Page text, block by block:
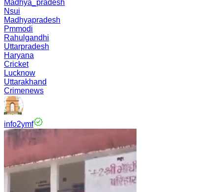
Madhya_pradesh
Nsui
Madhyapradesh
Pmmodi
Rahulgandhi
Uttarpradesh
Haryana
Cricket
Lucknow
Uttarakhand
Crimenews
info2ymf